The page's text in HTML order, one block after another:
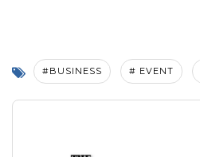
#BUSINESS # EVENT